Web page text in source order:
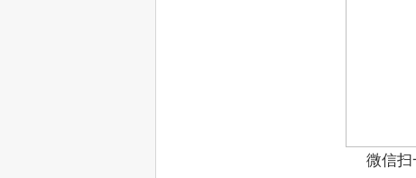
微信扫